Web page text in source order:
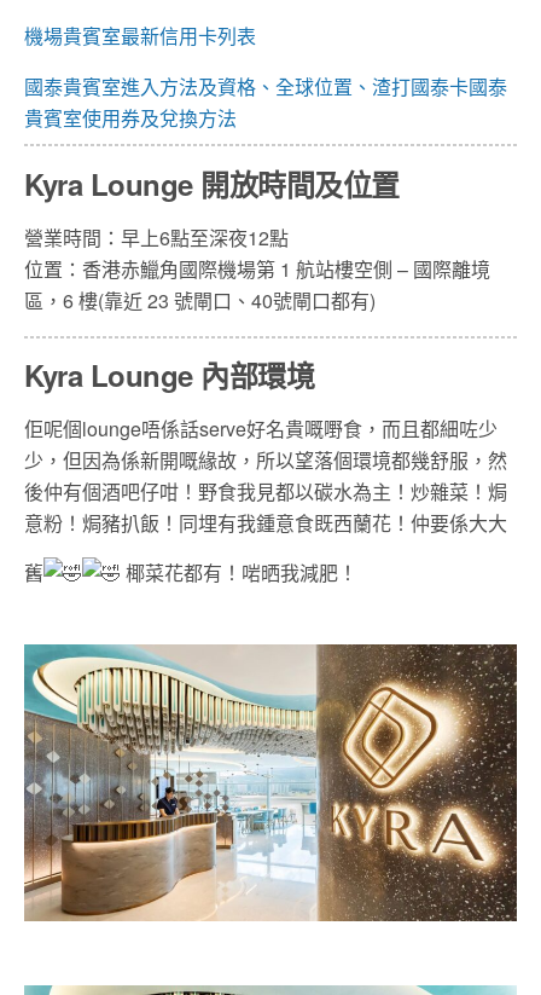
機場貴賓室最新信用卡列表
國泰貴賓室進入方法及資格、全球位置、渣打國泰卡國泰
貴賓室使用券及兌換方法
Kyra Lounge 開放時間及位置
營業時間：早上6點至深夜12點
位置： 香港赤鱲角國際機場第 1 航站樓空側 – 國際離境
區，6 樓(靠近 23 號閘口、40號閘口都有)
Kyra Lounge 內部環境
佢呢個lounge唔係話serve好名貴嘅嘢食，而且都細咗少
少，但因為係新開嘅緣故，所以望落個環境都幾舒服，然
後仲有個酒吧仔咁！野食我見都以碳水為主！炒雜菜！焗
意粉！焗豬扒飯！同埋有我鍾意食既西蘭花！仲要係大大
舊
椰菜花都有！啱晒我減肥！